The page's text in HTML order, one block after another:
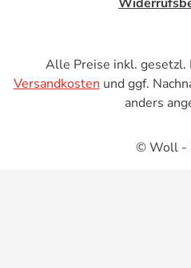
Alle Preise inkl.
Versandkosten und ggf.
anders
© Woll -